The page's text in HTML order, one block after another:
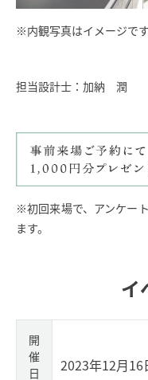
※内観写真はイメージです
担当設計士：加納 潤
※初回来場で、アンケー
ます。
イ
開
催
日
2023年12月16